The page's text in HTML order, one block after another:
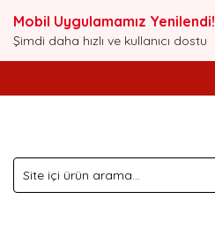
Mobil Uygulamamız Yenilendi!
Şimdi daha hızlı ve kullanıcı dostu